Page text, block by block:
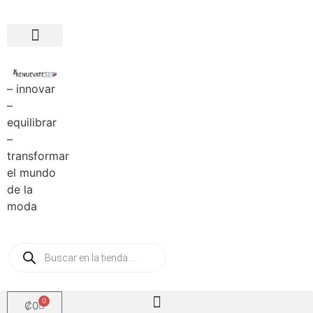
– innovar
–
equilibrar
–
transformar
el mundo
de la
moda
₡0 0